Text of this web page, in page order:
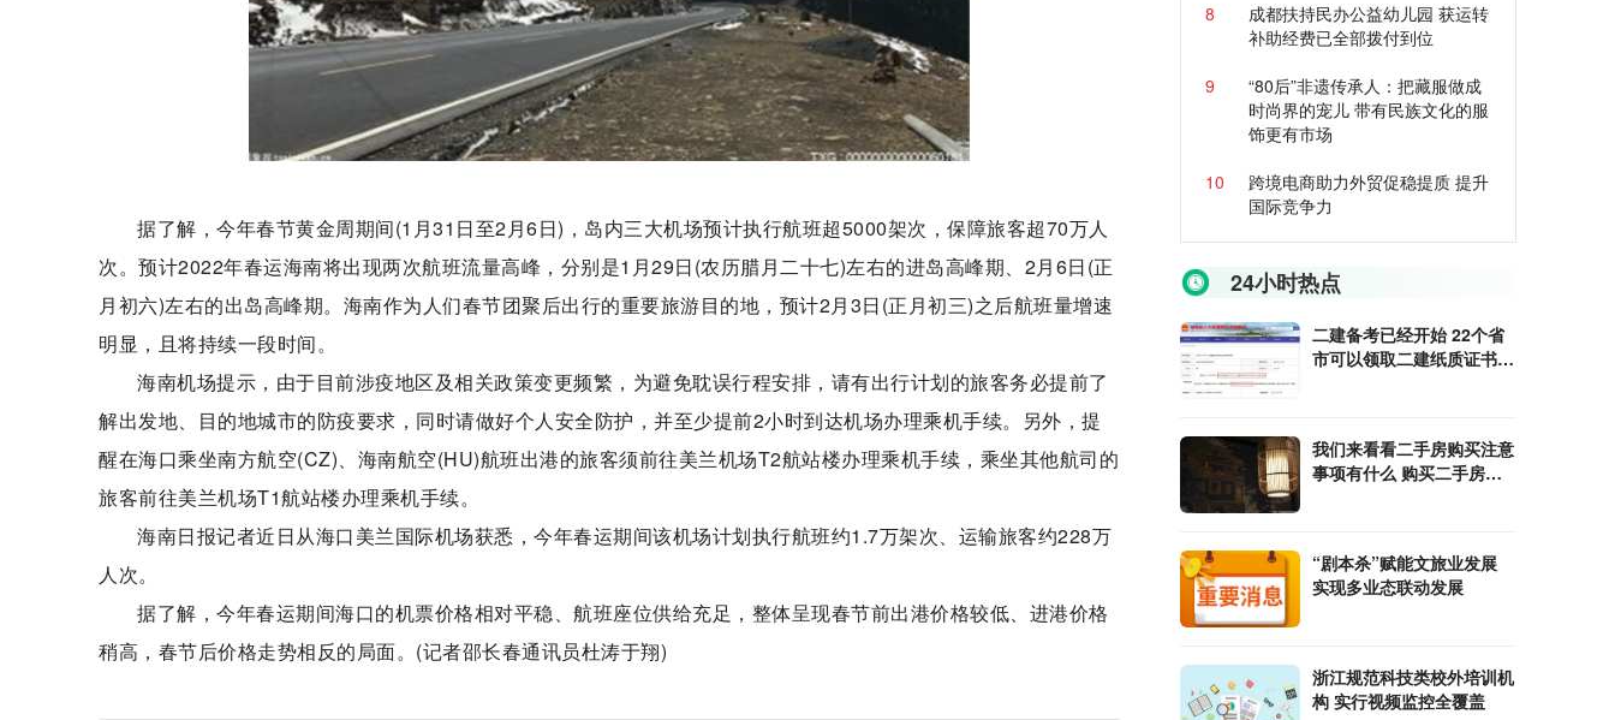
据了解，今年春节黄金周期间(1月31日至2月6日)，岛内三大机场预计执行航班超5000架次，保障旅客超70万人
次。预计2022年春运海南将出现两次航班流量高峰，分别是1月29日(农历腊月二十七)左右的进岛高峰期、2月6日(正
月初六)左右的出岛高峰期。海南作为人们春节团聚后出行的重要旅游目的地，预计2月3日(正月初三)之后航班量增速
明显，且将持续一段时间。
海南机场提示，由于目前涉疫地区及相关政策变更频繁，为避免耽误行程安排，请有出行计划的旅客务必提前了
解出发地、目的地城市的防疫要求，同时请做好个人安全防护，并至少提前2小时到达机场办理乘机手续。另外，提
醒在海口乘坐南方航空(CZ)、海南航空(HU)航班出港的旅客须前往美兰机场T2航站楼办理乘机手续，乘坐其他航司的
旅客前往美兰机场T1航站楼办理乘机手续。
海南日报记者近日从海口美兰国际机场获悉，今年春运期间该机场计划执行航班约1.7万架次、运输旅客约228万
人次。
据了解，今年春运期间海口的机票价格相对平稳、航班座位供给充足，整体呈现春节前出港价格较低、进港价格
稍高，春节后价格走势相反的局面。(记者邵长春通讯员杜涛于翔)
8
成都扶持民办公益幼儿园 获运转
补助经费已全部拨付到位
9
“80后”非遗传承人：把藏服做成
时尚界的宠儿 带有民族文化的服
饰更有市场
10
跨境电商助力外贸促稳提质 提升
国际竞争力
24小时热点
二建备考已经开始 22个省
市可以领取二建纸质证书或
我们来看看二手房购买注意
事项有什么 购买二手房的
“剧本杀”赋能文旅业发展
实现多业态联动发展
浙江规范科技类校外培训机
构 实行视频监控全覆盖